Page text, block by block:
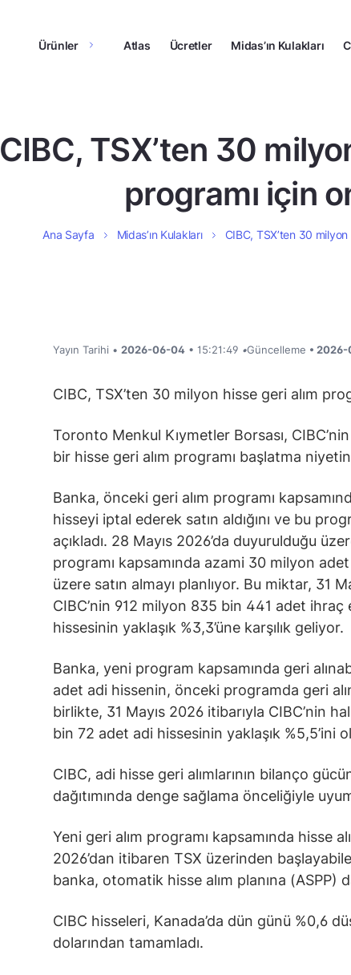
Ürünler Atlas Ücretler Midas’ın Kulakları
CIBC, TSX’ten 30
programı için
Ana Sayfa Midas’ın Kulakları CIBC, TSX’ten 30
Yayın Tarihi • 2026-06-04 • 15:21:49 •Güncelleme •
CIBC, TSX’ten 30 milyon hisse geri alım
Toronto Menkul Kıymetler Borsası,
bir hisse geri alım programı başlatma
Banka, önceki geri alım programı
hisseyi iptal ederek satın aldığını ve bu
açıkladı. 28 Mayıs 2026’da duyurulduğu
programı kapsamında azami 30 milyon
üzere satın almayı planlıyor. Bu miktar, 31
CIBC’nin 912 milyon 835 bin 441 adet ihraç
hissesinin yaklaşık %3,3’üne karşılık geliyor.
Banka, yeni program kapsamında geri
adet adi hissenin, önceki programda geri
birlikte, 31 Mayıs 2026 itibarıyla CIBC’nin
bin 72 adet adi hissesinin yaklaşık %5,5’ini
CIBC, adi hisse geri alımlarının bilanço
dağıtımında denge sağlama önceliğiyle
Yeni geri alım programı kapsamında hisse
2026’dan itibaren TSX üzerinden
banka, otomatik hisse alım planına (ASPP)
CIBC hisseleri, Kanada’da dün günü %0,6
dolarından tamamladı.